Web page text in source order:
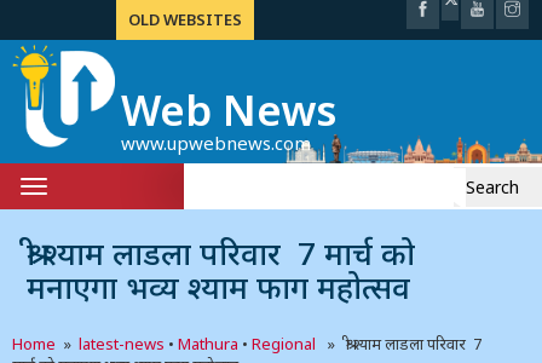
OLD WEBSITES
Web News
www.upwebnews.com
Toggle
navigation
श्री श्याम लाडला परिवार 7 मार्च को
मनाएगा भव्य श्याम फाग महोत्सव
Home » latest-news • Mathura • Regional » श्री श्याम लाडला परिवार 7